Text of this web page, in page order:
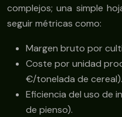
complejos; una simple
seguir métricas como:
Margen bruto por
Coste por unidad
€/tonelada de cereal).
Eficiencia del uso de
de pienso).